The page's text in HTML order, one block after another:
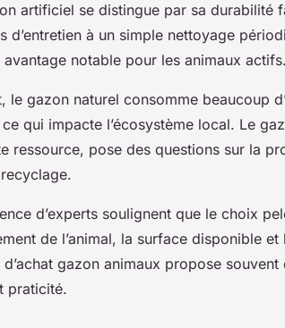
artificiel se distingue par sa durabilité
d’entretien à un simple nettoyage
avantage notable pour les animaux actifs.
le gazon naturel consomme beaucoup
qui impacte l’écosystème local. Le
ressource, pose des questions sur la
d’experts soulignent que le choix
de l’animal, la surface disponible et
d’achat gazon animaux propose
praticité.